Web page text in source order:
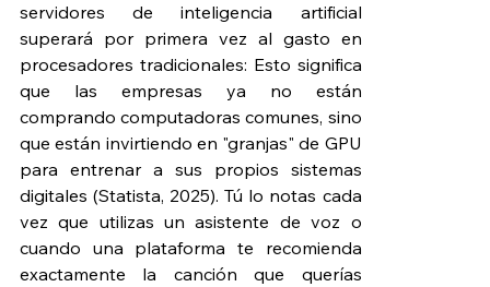
servidores de inteligencia artificial
superará por primera vez al gasto en
procesadores tradicionales: Esto significa
que las empresas ya no están
comprando computadoras comunes, sino
que están invirtiendo en "granjas" de GPU
para entrenar a sus propios sistemas
digitales (Statista, 2025). Tú lo notas cada
vez que utilizas un asistente de voz o
cuando una plataforma te recomienda
exactamente la canción que querías